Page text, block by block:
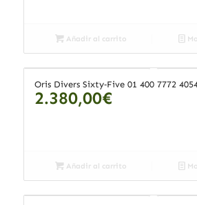
Añadir al carrito
Oris Divers Sixty‑Five 01 400 7772
2.380,00€
Añadir al carrito